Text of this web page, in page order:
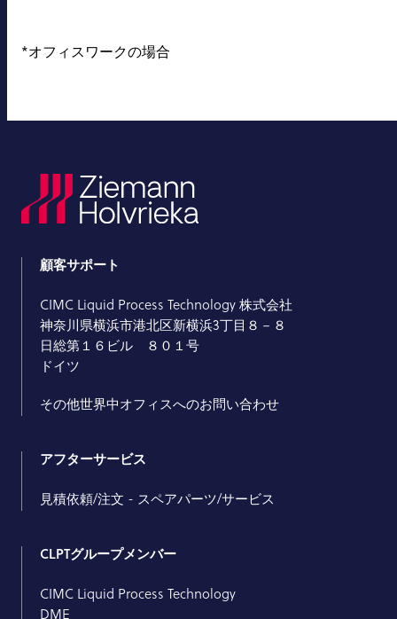
*オフィスワークの場合
顧客サポート
CIMC Liquid Process Technology 株式会社
神奈川県横浜市港北区新横浜3丁目８－８
日総第１６ビル ８０１号
ドイツ
その他世界中オフィスへのお問い合わせ
アフターサービス
見積依頼/注文 - スペアパーツ/サービス
CLPTグループメンバー
CIMC Liquid Process Technology
DME